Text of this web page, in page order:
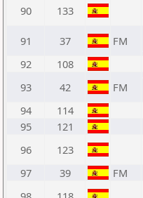
90
133
91 37 FM
92
108
93
42 FM
94
114
95
121
96
123
97
39 FM